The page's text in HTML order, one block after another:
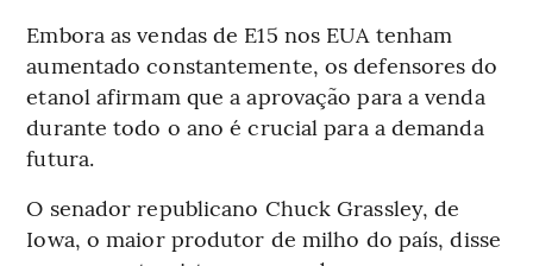
Embora as vendas de E15 nos EUA tenham
aumentado constantemente, os defensores do
etanol afirmam que a aprovação para a venda
durante todo o ano é crucial para a demanda
futura.
O senador republicano Chuck Grassley, de
Iowa, o maior produtor de milho do país, disse